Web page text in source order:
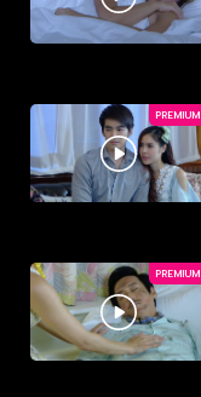
PREMIUM
PREMIUM